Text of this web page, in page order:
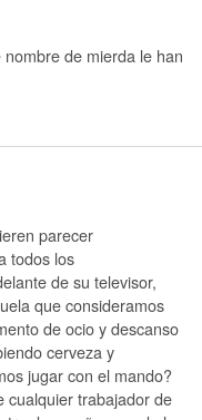
de mierda le han
parecer
todos los
de su televisor,
que consideramos
de ocio y descanso
cerveza y
jugar con el mando?
cualquier trabajador de